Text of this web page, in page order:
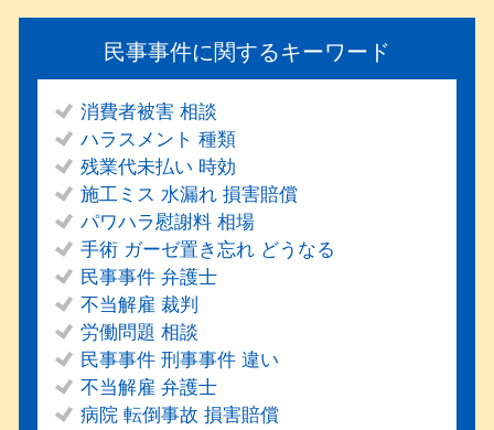
民事事件に関するキーワード
消費者被害 相談
ハラスメント 種類
残業代未払い 時効
施工ミス 水漏れ 損害賠償
パワハラ慰謝料 相場
手術 ガーゼ置き忘れ どうなる
民事事件 弁護士
不当解雇 裁判
労働問題 相談
民事事件 刑事事件 違い
不当解雇 弁護士
病院 転倒事故 損害賠償